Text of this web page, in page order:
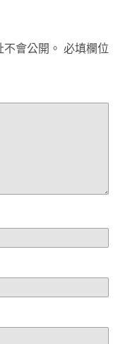
會公開。 必填欄位